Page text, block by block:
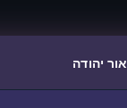
אור יהודה